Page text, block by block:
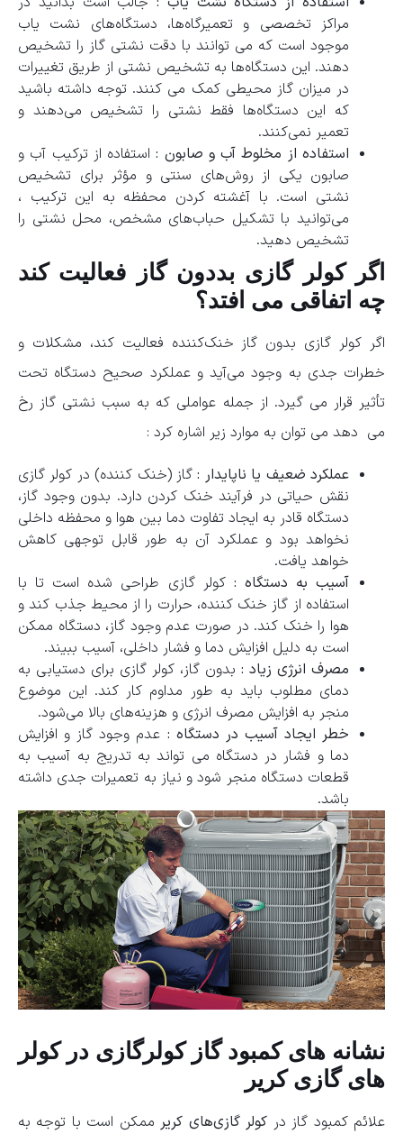
مراکز تخصصی و تعمیرگاه‌ها، دستگاه‌های نشت ‌یاب
موجود است که می ‌توانند با دقت نشتی گاز را تشخیص
دهند. این دستگاه‌ها به تشخیص نشتی از طریق تغییرات
در میزان گاز محیطی کمک می‌ کنند. توجه داشته باشید
که این دستگاه‌ها فقط نشتی را تشخیص می‌دهند و
تعمیر نمی‌کنند.
استفاده از مخلوط آب و صابون :استفاده از ترکیب آب و
صابون یکی از روش‌های سنتی و مؤثر برای تشخیص
نشتی است. با آغشته کردن محفظه به این ترکیب ،
می‌توانید با تشکیل حباب‌های مشخص، محل نشتی را
تشخیص دهید.
اگر کولر گازی بددون گاز فعالیت کند
چه اتفاقی می افتد؟
اگر کولر گازی بدون گاز خنک‌کننده فعالیت کند، مشکلات و
خطرات جدی به وجود می‌آید و عملکرد صحیح دستگاه تحت
تأثیر قرار می ‌گیرد. از جمله عواملی که به سبب نشتی گاز رخ
می دهد می توان به موارد زیر اشاره کرد :
عملکرد ضعیف یا ناپایدار :گاز (خنک‌ کننده) در کولر گازی
نقش حیاتی در فرآیند خنک ‌کردن دارد. بدون وجود گاز،
دستگاه قادر به ایجاد تفاوت دما بین هوا و محفظه داخلی
نخواهد بود و عملکرد آن به طور قابل توجهی کاهش
خواهد یافت.
آسیب به دستگاه : کولر گازی طراحی شده است تا با
استفاده از گاز خنک ‌کننده، حرارت را از محیط جذب کند و
هوا را خنک کند. در صورت عدم وجود گاز، دستگاه ممکن
است به دلیل افزایش دما و فشار داخلی، آسیب ببیند.
مصرف انرژی زیاد : بدون گاز، کولر گازی برای دستیابی به
دمای مطلوب باید به طور مداوم کار کند. این موضوع
منجر به افزایش مصرف انرژی و هزینه‌های بالا می‌شود.
خطر ایجاد آسیب در دستگاه : عدم وجود گاز و افزایش
دما و فشار در دستگاه می‌ تواند به تدریج به آسیب به
قطعات دستگاه منجر شود و نیاز به تعمیرات جدی داشته
باشد.
نشانه های کمبود گاز کولرگازی در کولر
های گازی کریر
علائم کمبود گاز در کولر گازی‌های کریر ممکن است با توجه به